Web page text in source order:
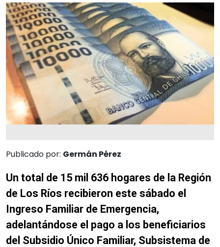
Publicado por: Germán Pérez
Un total de 15 mil 636 hogares de la Región
de Los Ríos recibieron este sábado el
Ingreso Familiar de Emergencia,
adelantándose el pago a los beneficiarios
del Subsidio Único Familiar, Subsistema de